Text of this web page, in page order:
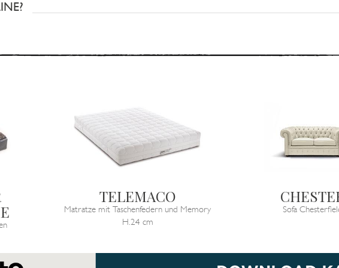
TELEMACO
Matratze mit Taschenfedern und Memory
H.24 cm
Sofa